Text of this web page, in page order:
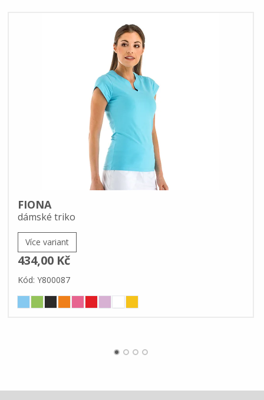
FIONA
dámské triko
Více variant
434,00 Kč
Kód: Y800087